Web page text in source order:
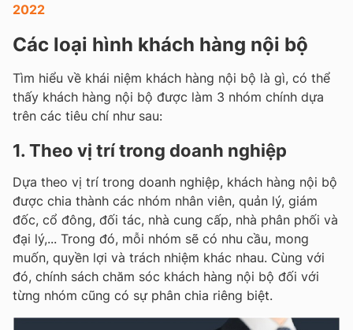
2022
Các loại hình khách hàng nội bộ
Tìm hiểu về khái niệm khách hàng nội bộ là gì, có thể
thấy khách hàng nội bộ được làm 3 nhóm chính dựa
trên các tiêu chí như sau:
1. Theo vị trí trong doanh nghiệp
Dựa theo vị trí trong doanh nghiệp, khách hàng nội bộ
được chia thành các nhóm nhân viên, quản lý, giám
đốc, cổ đông, đối tác, nhà cung cấp, nhà phân phối và
đại lý,... Trong đó, mỗi nhóm sẽ có nhu cầu, mong
muốn, quyền lợi và trách nhiệm khác nhau. Cùng với
đó, chính sách chăm sóc khách hàng nội bộ đối với
từng nhóm cũng có sự phân chia riêng biệt.